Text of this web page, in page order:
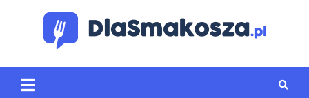
www.dlasmakosza.pl